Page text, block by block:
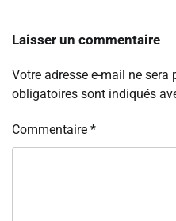
Laisser un commentaire
Votre adresse e-mail ne sera
obligatoires sont indiqués
Commentaire *